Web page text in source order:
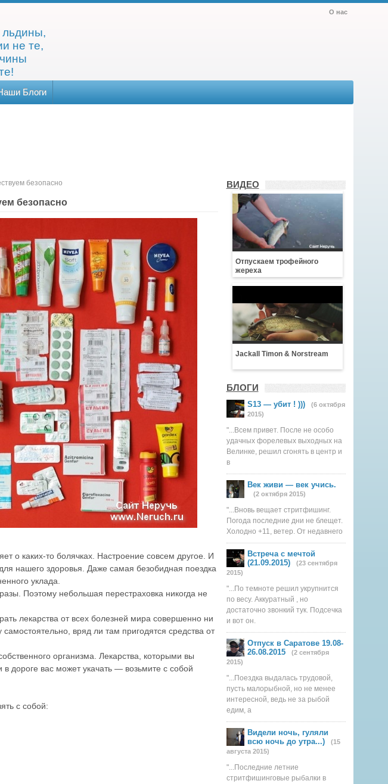
О нас
не те,
Блоги
ВИДЕО
Отпускаем трофейного
жереха
Jackall Timon & Norstream
БЛОГИ
S13 — убит ! )))
(6 октября
2015)
"...Всем привет. После не особо
удачных форелевых выходных на
Велинке, решил сгонять в центр и
в
Век живи — век учись.
(2 октября 2015)
"...Вновь вещает стритфишинг.
Погода последние дни не блещет.
Холодно +11, ветер. От недавнего
Встреча с мечтой
(21.09.2015)
(23 сентября
2015)
"...По темноте решил укрупнится
по весу. Аккуратный , но
достаточно звонкий тук. Подсечка
и вот он.
Отпуск в Саратове 19.08-
26.08.2015
(2 сентября
2015)
"...Поездка выдалась трудовой,
пусть малорыбной, но не менее
интересной, ведь не за рыбой
едим, а
Видели ночь, гуляли
всю ночь до утра...)
(15
августа 2015)
"...Последние летние
стритфишинговые рыбалки в
безопасно
безопасно
о каких-то болячках. Настроение совсем другое. И
нашего здоровья. Даже самая безобидная поездка
уклада.
Поэтому небольшая перестраховка никогда не
лекарства от всех болезней мира совершенно ни
вряд ли там пригодятся средства от
организма. Лекарства, которыми вы
в дороге вас может укачать — возьмите с собой
с собой: